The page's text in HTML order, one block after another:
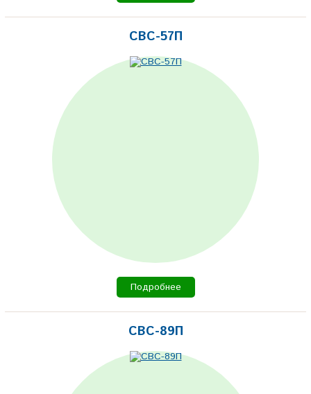
СВС-57П
Подробнее
СВС-89П